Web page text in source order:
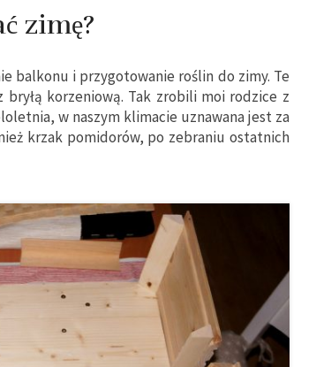
zimę?
balkonu i przygotowanie roślin do zimy. Te
korzeniową. Tak zrobili moi rodzice z
w naszym klimacie uznawana jest za
krzak pomidorów, po zebraniu ostatnich